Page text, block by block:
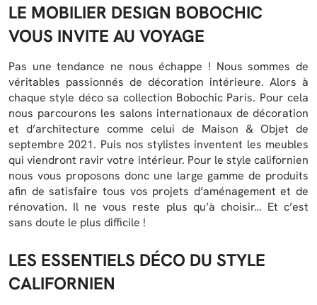
LE MOBILIER DESIGN BOBOCHIC
VOUS INVITE AU VOYAGE
Pas une tendance ne nous échappe ! Nous sommes de
véritables passionnés de décoration intérieure. Alors à
chaque style déco sa collection Bobochic Paris. Pour cela
nous parcourons les salons internationaux de décoration
et d’architecture comme celui de Maison & Objet de
septembre 2021. Puis nos stylistes inventent les meubles
qui viendront ravir votre intérieur. Pour le style californien
nous vous proposons donc une large gamme de produits
afin de satisfaire tous vos projets d’aménagement et de
rénovation. Il ne vous reste plus qu’à choisir… Et c’est
sans doute le plus difficile !
LES ESSENTIELS DÉCO DU STYLE
CALIFORNIEN